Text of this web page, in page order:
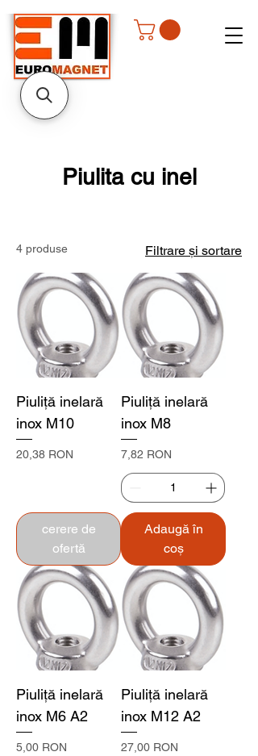
Piulita cu inel
4 produse Filtrare și sortare
Piuliță inelară
inox M10
Preț
20,38 RON
cerere de
ofertă
Piuliță inelară
inox M8
Preț
7,82 RON
Adaugă în
coș
Piuliță inelară
inox M6 A2
Preț
5,00 RON
Piuliță inelară
inox M12 A2
Preț
27,00 RON